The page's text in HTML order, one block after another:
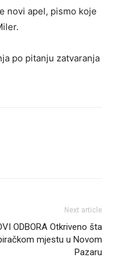
novi apel, pismo koje
po pitanju zatvaranja
Next article
ODBORA Otkriveno šta
mjestu u Novom
Pazaru